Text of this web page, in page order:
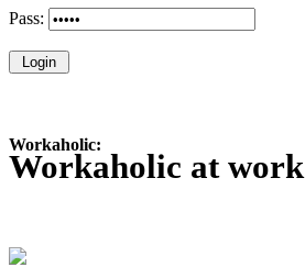
Pass:
Workaholic:
Workaholic at work